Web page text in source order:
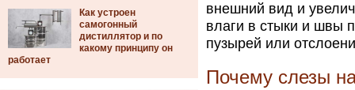
Как устроен
самогонный
дистиллятор и по
какому принципу он
работает
внешний вид и
влаги в стыки и швы
пузырей или
Почему слезы